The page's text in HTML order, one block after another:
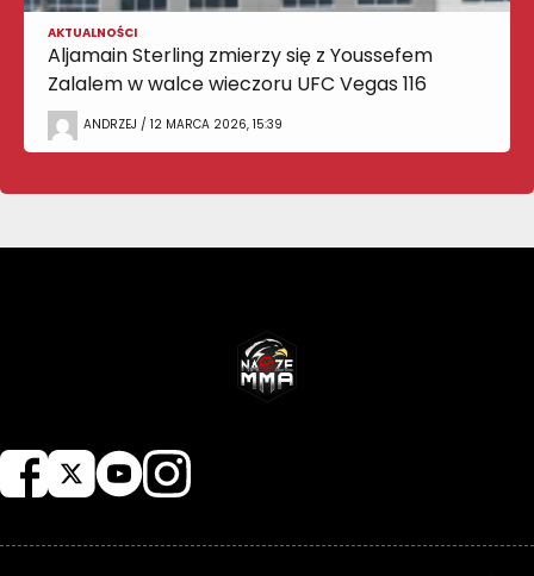
AKTUALNOŚCI
Aljamain Sterling zmierzy się z Youssefem
Zalalem w walce wieczoru UFC Vegas 116
ANDRZEJ / 12 MARCA 2026, 15:39